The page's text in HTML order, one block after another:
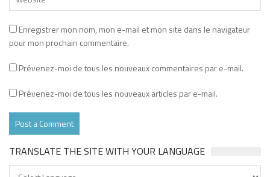
Enregistrer mon nom, mon e-mail et mon site dans le navigateur
pour mon prochain commentaire.
Prévenez-moi de tous les nouveaux commentaires par e-mail.
Prévenez-moi de tous les nouveaux articles par e-mail.
TRANSLATE THE SITE WITH YOUR LANGUAGE